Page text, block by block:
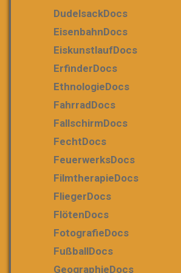
DudelsackDocs
EisenbahnDocs
EiskunstlaufDocs
ErfinderDocs
EthnologieDocs
FahrradDocs
FallschirmDocs
FechtDocs
FeuerwerksDocs
FilmtherapieDocs
FliegerDocs
FlötenDocs
FotografieDocs
FußballDocs
GeographieDocs